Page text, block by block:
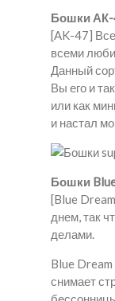
Бошки
[AK-47]
всеми
Данный
Вы его и
или как
и настал
Бошки
[Blue
днем, так
делами.
Blue
снимает